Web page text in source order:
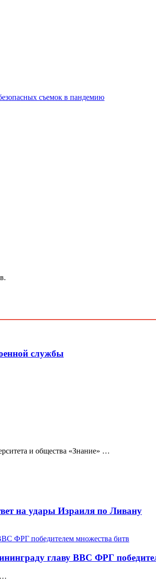
съемок в пандемию
службы
и общества «Знание» …
на удары Израиля по Ливану
главу ВВС ФРГ
…